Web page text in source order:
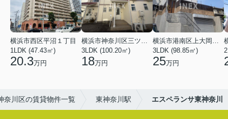
横浜市西区平沼１丁目
1LDK (47.43㎡)
20.3万円
横浜市神奈川区三ツ沢上町
3LDK (100.20㎡)
18万円
横浜市港南区上大岡東２丁目
3LDK (98.85㎡)
25万円
奈川区の賃貸物件一覧 東神奈川駅 エスペランサ東神奈川